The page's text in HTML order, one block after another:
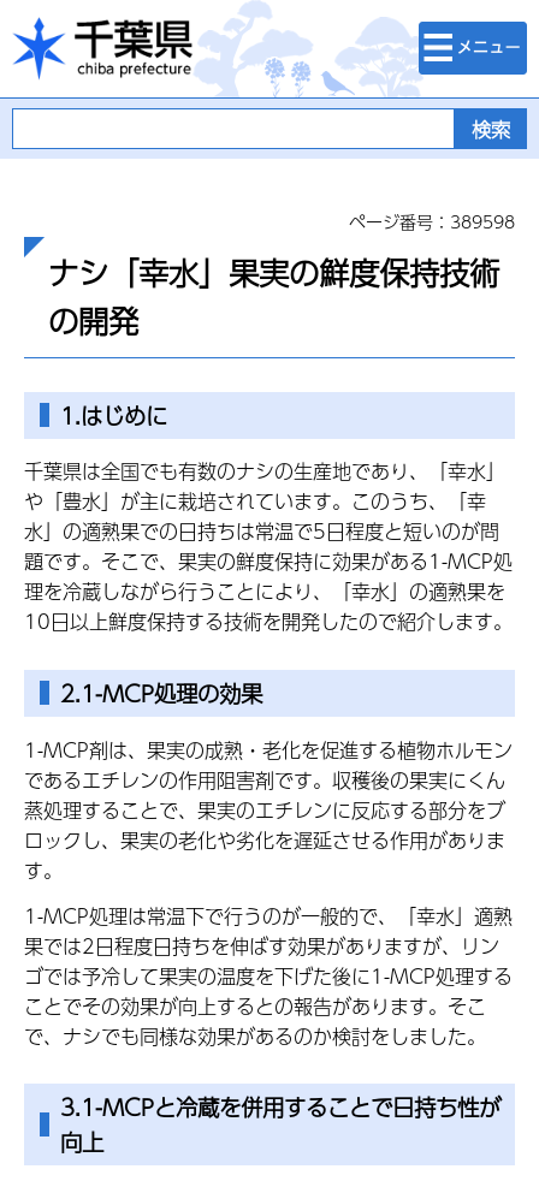
千葉県
検索・メニュ
ー
ページ番号：389598
ナシ「幸水」果実の鮮度保持技術
の開発
1.はじめに
千葉県は全国でも有数のナシの生産地であり、「幸水」
や「豊水」が主に栽培されています。このうち、「幸
水」の適熟果での日持ちは常温で5日程度と短いのが問
題です。そこで、果実の鮮度保持に効果がある1-MCP処
理を冷蔵しながら行うことにより、「幸水」の適熟果を
10日以上鮮度保持する技術を開発したので紹介します。
2.1-MCP処理の効果
1-MCP剤は、果実の成熟・老化を促進する植物ホルモン
であるエチレンの作用阻害剤です。収穫後の果実にくん
蒸処理することで、果実のエチレンに反応する部分をブ
ロックし、果実の老化や劣化を遅延させる作用がありま
す。
1-MCP処理は常温下で行うのが一般的で、「幸水」適熟
果では2日程度日持ちを伸ばす効果がありますが、リン
ゴでは予冷して果実の温度を下げた後に1-MCP処理する
ことでその効果が向上するとの報告があります。そこ
で、ナシでも同様な効果があるのか検討をしました。
3.1-MCPと冷蔵を併用することで日持ち性が
向上